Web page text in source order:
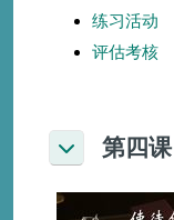
练习活动
评估考核
折叠 第四课